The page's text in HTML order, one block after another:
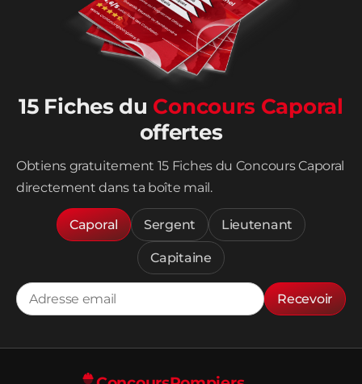
15 Fiches du Concours Caporal
offertes
Obtiens gratuitement 15 Fiches du Concours Caporal
directement dans ta boîte mail.
Caporal Sergent Lieutenant
Capitaine
Recevoir